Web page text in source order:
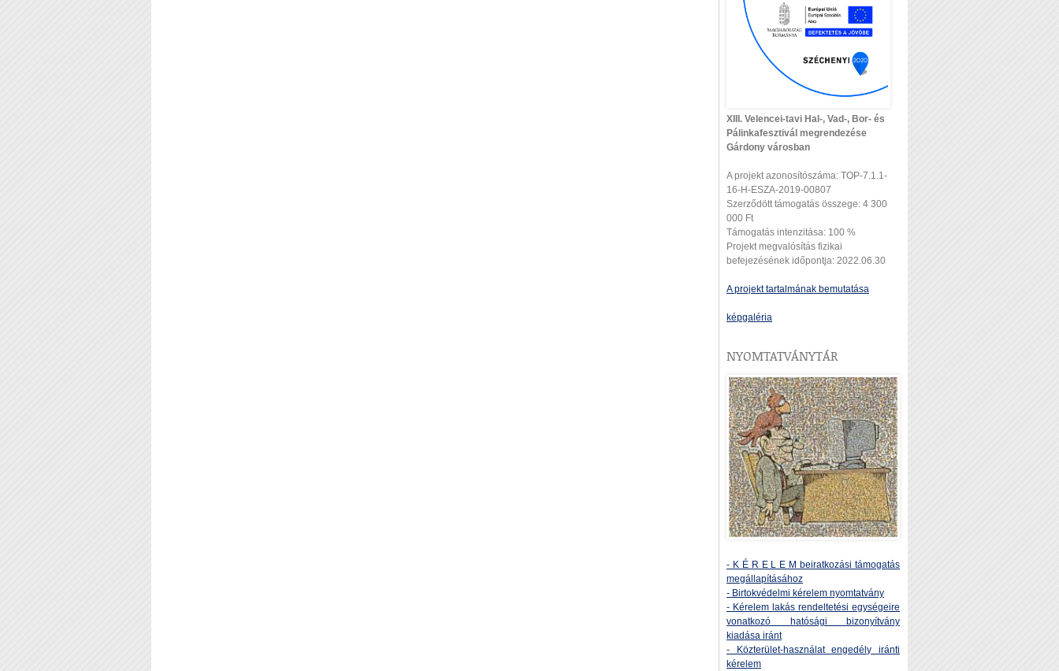
XIII. Velencei-tavi Hal-, Vad-, Bor- és
Pálinkafesztivál megrendezése
Gárdony városban
A projekt azonosítószáma: TOP-7.1.1-
16-H-ESZA-2019-00807
Szerződött támogatás összege: 4 300
000 Ft
Támogatás intenzitása: 100 %
Projekt megvalósítás fizikai
befejezésének időpontja: 2022.06.30
A projekt tartalmának bemutatása
képgaléria
NYOMTATVÁNYTÁR
- K É R E L E M beiratkozási támogatás
megállapításához
- Birtokvédelmi kérelem nyomtatvány
- Kérelem lakás rendeltetési egységeire
vonatkozó hatósági bizonyítvány
kiadása iránt
- Közterület-használat engedély iránti
kérelem